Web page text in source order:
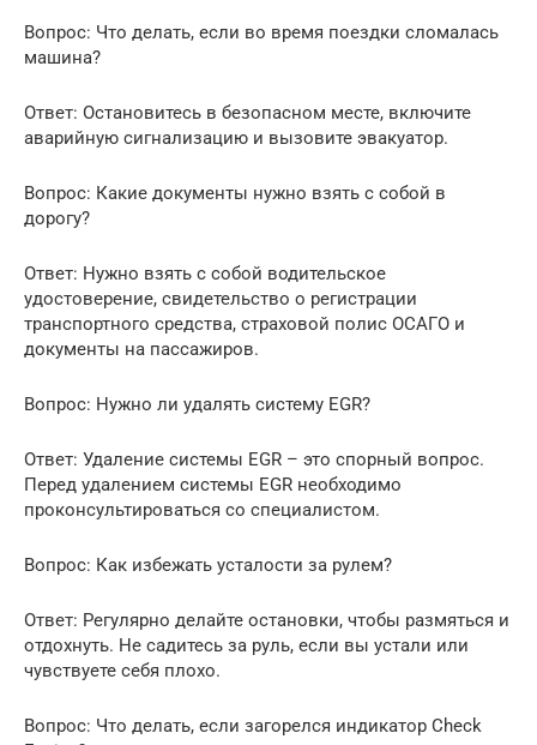
Вопрос: Что делать, если во время поездки сломалась
машина?
Ответ: Остановитесь в безопасном месте, включите
аварийную сигнализацию и вызовите эвакуатор.
Вопрос: Какие документы нужно взять с собой в
дорогу?
Ответ: Нужно взять с собой водительское
удостоверение, свидетельство о регистрации
транспортного средства, страховой полис ОСАГО и
документы на пассажиров.
Вопрос: Нужно ли удалять систему EGR?
Ответ: Удаление системы EGR – это спорный вопрос.
Перед удалением системы EGR необходимо
проконсультироваться со специалистом.
Вопрос: Как избежать усталости за рулем?
Ответ: Регулярно делайте остановки, чтобы размяться и
отдохнуть. Не садитесь за руль, если вы устали или
чувствуете себя плохо.
Вопрос: Что делать, если загорелся индикатор Check